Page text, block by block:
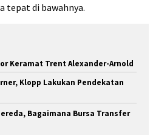
tepat di bawahnya.
Keramat Trent Alexander-Arnold
Klopp Lakukan Pendekatan
Bagaimana Bursa Transfer